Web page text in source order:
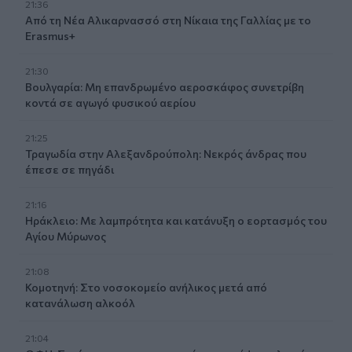
21:36
Από τη Νέα Αλικαρνασσό στη Νίκαια της Γαλλίας με το
Erasmus+
21:30
Βουλγαρία: Μη επανδρωμένο αεροσκάφος συνετρίβη
κοντά σε αγωγό φυσικού αερίου
21:25
Τραγωδία στην Αλεξανδρούπολη: Νεκρός άνδρας που
έπεσε σε πηγάδι
21:16
Ηράκλειο: Με λαμπρότητα και κατάνυξη ο εορτασμός του
Αγίου Μύρωνος
21:08
Κομοτηνή: Στο νοσοκομείο ανήλικος μετά από
κατανάλωση αλκοόλ
21:04